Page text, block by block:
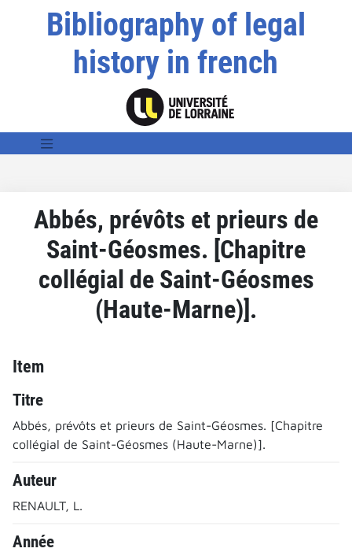
Bibliography of legal
history in french
Abbés, prévôts et prieurs de
Saint-Géosmes. [Chapitre
collégial de Saint-Géosmes
(Haute-Marne)].
Item
Titre
Abbés, prévôts et prieurs de Saint-Géosmes. [Chapitre
collégial de Saint-Géosmes (Haute-Marne)].
Auteur
RENAULT, L.
Année